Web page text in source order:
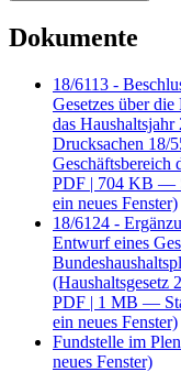
Dokumente
18/6113 -
Gesetzes über
das
Drucksachen 18/
Geschäftsbereich
PDF | 704 KB —
ein neues Fenster)
18/6124 -
Entwurf eines
(Haushaltsgesetz
PDF | 1 MB —
ein neues Fenster)
Fundstelle im
neues Fenster)